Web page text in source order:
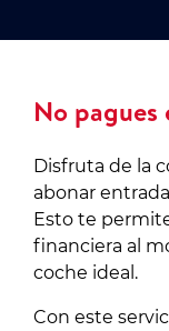
No pagues
Disfruta de la
abonar
Esto te
financiera al
coche ideal.
Con este